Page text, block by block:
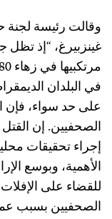
وقالت رئيسة لجنة
غينزبيرغ، “إذ
في البلدان
على حد سواء، فإن
الصحفيين. إن
إجراء تحقيقات
الأهمية، وبوسع
للقضاء على
الصحفيين بسبب